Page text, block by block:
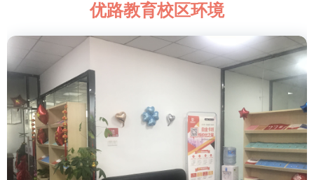
优路教育校区环境